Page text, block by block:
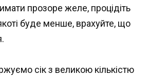
прозоре желе, процідіть
буде менше, врахуйте, що
сік з великою кількістю